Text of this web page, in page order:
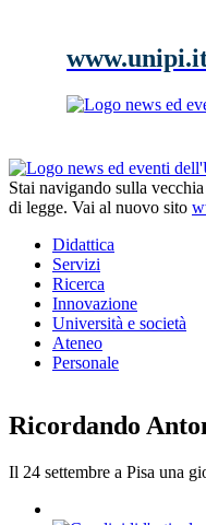
Stai navigando sulla
di legge. Vai al nuovo sito
Didattica
Servizi
Ricerca
Innovazione
Università e società
Ateneo
Personale
Ricordando
Il 24 settembre a Pisa una